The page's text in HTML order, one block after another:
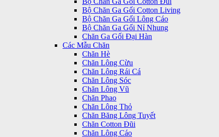
Bộ Chăn Ga Gối Cotton Living
Bộ Chăn Ga Gối Lông Cáo
Bộ Chăn Ga Gối Nỉ Nhung
Chăn Ga Gối Đại Hàn
Các Mẫu Chăn
Chăn Hè
Chăn Lông Cừu
Chăn Lông Rái Cá
Chăn Lông Sóc
Chăn Lông Vũ
Chăn Phao
Chăn Lông Thỏ
Chăn Băng Lông Tuyết
Chăn Cotton Đũi
Chăn Lông Cáo